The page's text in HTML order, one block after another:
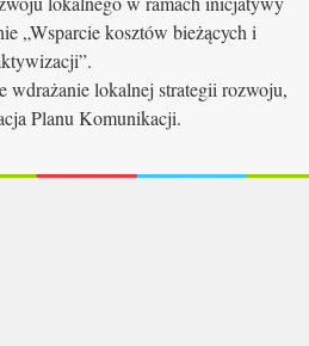
„Wsparcie kosztów bieżących i
wdrażanie lokalnej strategii rozwoju,
Planu Komunikacji.